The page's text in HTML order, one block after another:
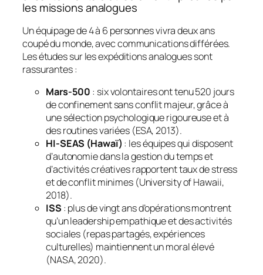
les missions analogues
Un équipage de 4 à 6 personnes vivra deux ans
coupé du monde, avec communications différées.
Les études sur les expéditions analogues sont
rassurantes :
Mars-500 : six volontaires ont tenu 520 jours
de confinement sans conflit majeur, grâce à
une sélection psychologique rigoureuse et à
des routines variées (ESA, 2013).
HI-SEAS (Hawaï) : les équipes qui disposent
d’autonomie dans la gestion du temps et
d’activités créatives rapportent taux de stress
et de conflit minimes (University of Hawaii,
2018).
ISS : plus de vingt ans d’opérations montrent
qu’un leadership empathique et des activités
sociales (repas partagés, expériences
culturelles) maintiennent un moral élevé
(NASA, 2020).